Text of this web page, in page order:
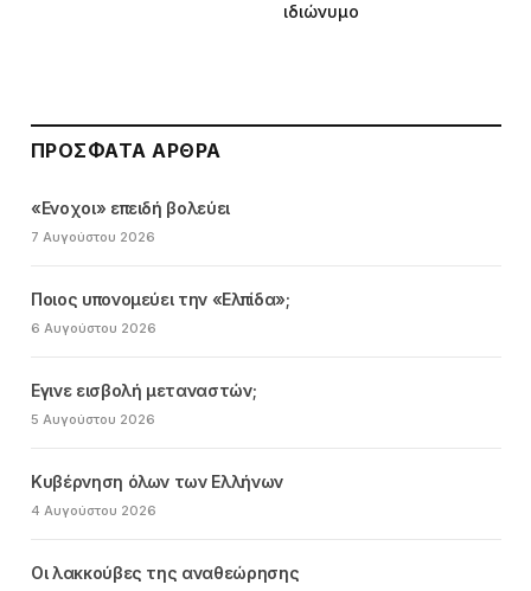
ιδιώνυμο
ΠΡΌΣΦΑΤΑ ΆΡΘΡΑ
«Ενοχοι» επειδή βολεύει
7 Αυγούστου 2026
Ποιος υπονομεύει την «Ελπίδα»;
6 Αυγούστου 2026
Εγινε εισβολή μεταναστών;
5 Αυγούστου 2026
Κυβέρνηση όλων των Ελλήνων
4 Αυγούστου 2026
Οι λακκούβες της αναθεώρησης